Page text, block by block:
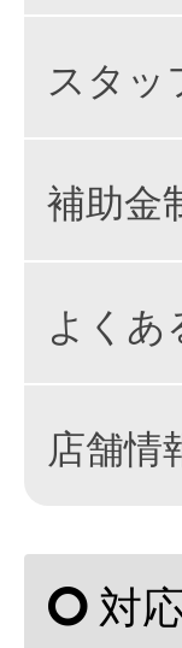
スタッ
補助金
よくあ
店舗情
対